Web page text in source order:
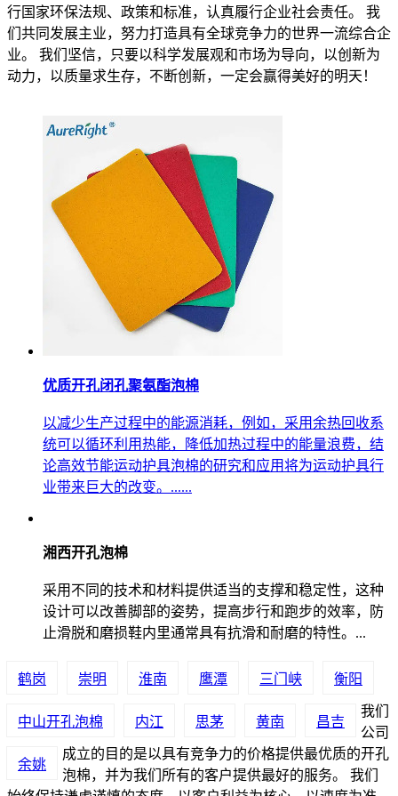
行国家环保法规、政策和标准，认真履行企业社会责任。 我
们共同发展主业，努力打造具有全球竞争力的世界一流综合企
业。 我们坚信，只要以科学发展观和市场为导向，以创新为
动力，以质量求生存，不断创新，一定会赢得美好的明天！
优质开孔闭孔聚氨酯泡棉
以减少生产过程中的能源消耗，例如，采用余热回收系
统可以循环利用热能，降低加热过程中的能量浪费，结
论高效节能运动护具泡棉的研究和应用将为运动护具行
业带来巨大的改变。......
湘西开孔泡棉
采用不同的技术和材料提供适当的支撑和稳定性，这种
设计可以改善脚部的姿势，提高步行和跑步的效率，防
止滑脱和磨损鞋内里通常具有抗滑和耐磨的特性。...
鹤岗 崇明 淮南 鹰潭 三门峡 衡阳
中山开孔泡棉 内江 思茅 黄南 昌吉
余姚
我们
公司
成立的目的是以具有竞争力的价格提供最优质的开孔
泡棉，并为我们所有的客户提供最好的服务。 我们